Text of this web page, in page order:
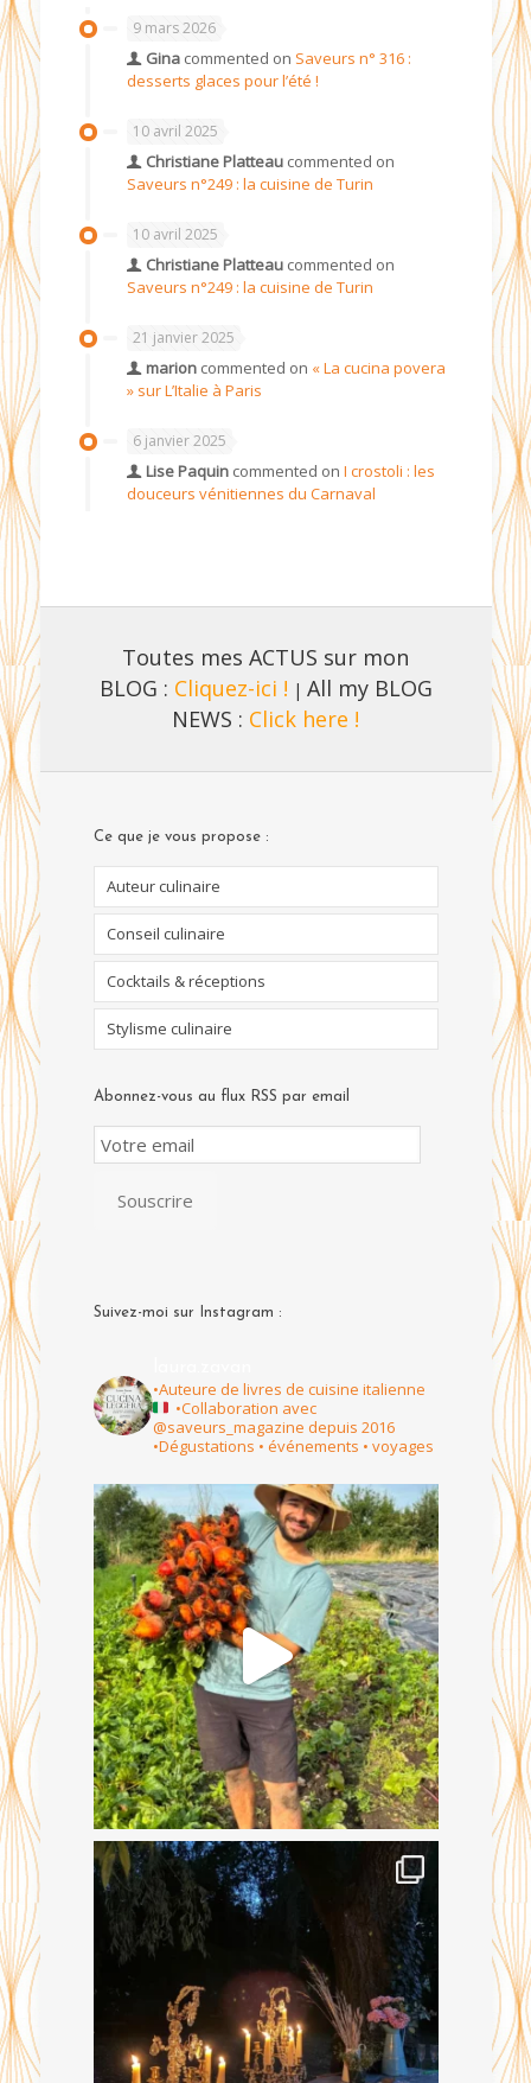
9 mars 2026
Ginacommented on Saveurs n° 316 :
desserts glaces pour l’été !
10 avril 2025
Christiane Platteaucommented on
Saveurs n°249 : la cuisine de Turin
10 avril 2025
Christiane Platteaucommented on
Saveurs n°249 : la cuisine de Turin
21 janvier 2025
marioncommented on « La cucina povera
» sur L’Italie à Paris
6 janvier 2025
Lise Paquincommented on I crostoli : les
douceurs vénitiennes du Carnaval
Toutes mes ACTUS sur mon
BLOG : Cliquez-ici ! | All my BLOG
NEWS : Click here !
Ce que je vous propose :
Auteur culinaire
Conseil culinaire
Cocktails & réceptions
Stylisme culinaire
Abonnez-vous au flux RSS par email
Subscription
Souscrire
Suivez-moi sur Instagram :
•Auteure de livres de cuisine italienne
•Collaboration avec
@saveurs_magazine depuis 2016
•Dégustations • événements • voyages